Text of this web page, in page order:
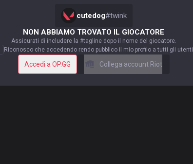
cutedog#twink
NON ABBIAMO TROVATO IL GIOCATORE
Assicurati di includere la #tagline dopo il nome del giocatore.
Riconosco che accedendo rendo pubblico il mio profilo a tutti gli utenti
Accedi a OP.GG Collega account Riot